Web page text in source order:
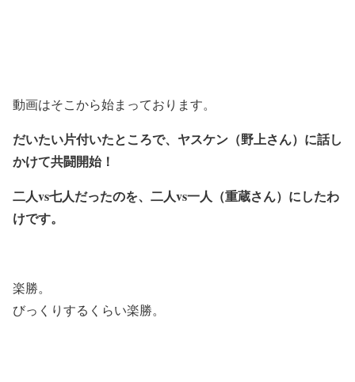
動画はそこから始まっております。
だいたい片付いたところで、ヤスケン（野上さん）に話し
かけて共闘開始！
二人vs七人だったのを、二人vs一人（重蔵さん）にしたわ
けです。
楽勝。
びっくりするくらい楽勝。